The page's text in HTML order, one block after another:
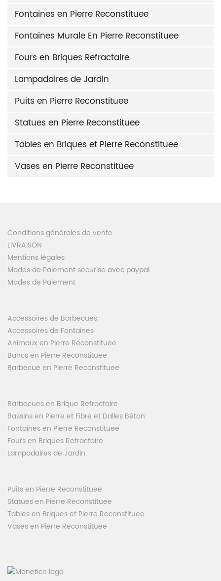
Fontaines en Pierre Reconstituee
Fontaines Murale En Pierre Reconstituee
Fours en Briques Refractaire
Lampadaires de Jardin
Puits en Pierre Reconstituee
Statues en Pierre Reconstituee
Tables en Briques et Pierre Reconstituee
Vases en Pierre Reconstituee
Conditions générales de vente
LIVRAISON
Mentions légales
Modes de Paiement securise avec paypal
Modes de Paiement
Accessoires de Barbecues
Accessoires de Fontaines
Animaux en Pierre Reconstituee
Bancs en Pierre Reconstituee
Barbecue en Pierre Reconstituee
Barbecues en Brique Refractaire
Bassins en Pierre et Fibre et Dalles Béton
Fontaines en Pierre Reconstituee
Fours en Briques Refractaire
Lampadaires de Jardin
Puits en Pierre Reconstituee
Statues en Pierre Reconstituee
Tables en Briques et Pierre Reconstituee
Vases en Pierre Reconstituee